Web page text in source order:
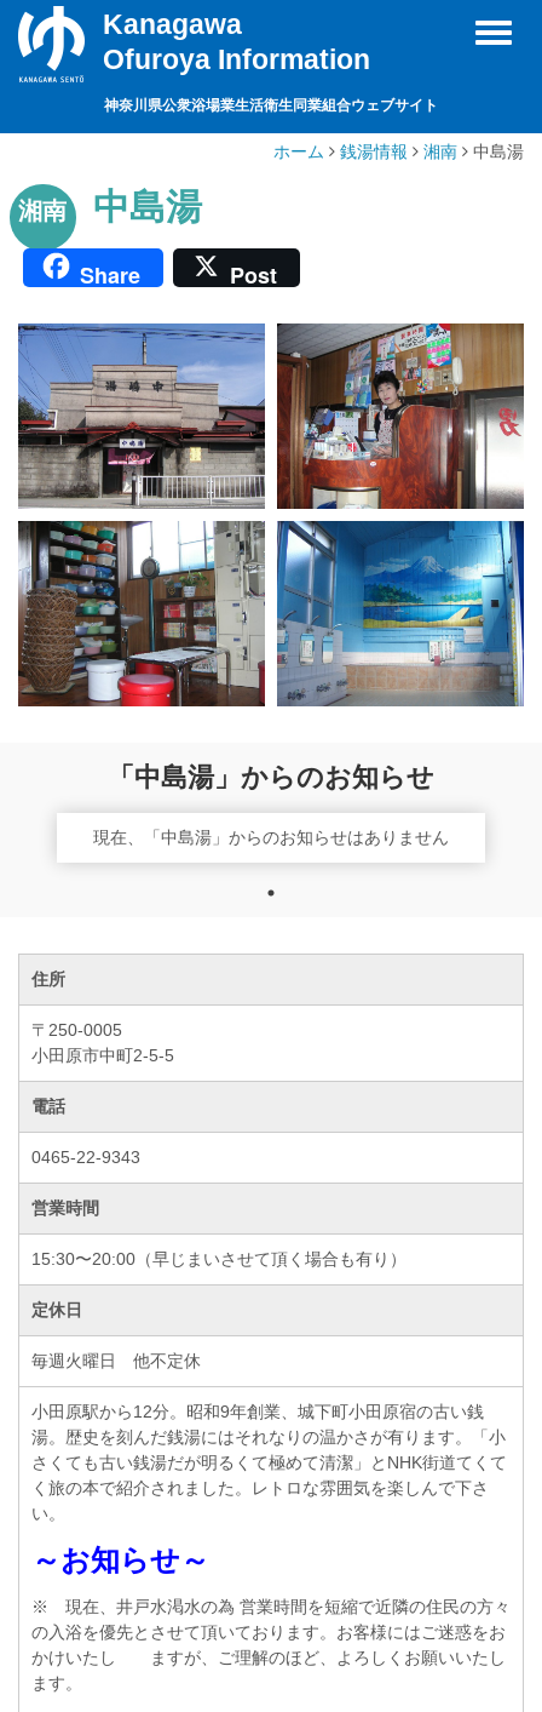
Toggle
Kanagawa
Ofuroya Information
神奈川県公衆浴場業生活衛生同業組合ウェブサイト
ホーム 銭湯情報 湘南 中島湯
湘南中島湯
Share Post
「中島湯」からのお知らせ
現在、「中島湯」からのお知らせはありません
住所
〒250-0005
小田原市中町2-5-5
電話
0465-22-9343
営業時間
15:30〜20:00（早じまいさせて頂く場合も有り）
定休日
毎週火曜日 他不定休
小田原駅から12分。昭和9年創業、城下町小田原宿の古い銭
湯。歴史を刻んだ銭湯にはそれなりの温かさが有ります。「小
さくても古い銭湯だが明るくて極めて清潔」とNHK街道てくて
く旅の本で紹介されました。レトロな雰囲気を楽しんで下さ
い。
～お知らせ～
※ 現在、井戸水渇水の為 営業時間を短縮で近隣の住民の方々
の入浴を優先とさせて頂いております。お客様にはご迷惑をお
かけいたし ますが、ご理解のほど、よろしくお願いいたし
ます。